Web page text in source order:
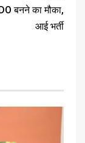
बनने का मौका,
आई भर्ती